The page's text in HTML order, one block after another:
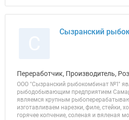
Сызранский
Переработчик, Производитель,
ООО "Сызранский рыбокомбинат №1"
рыбодобывающим предприятием
являемся крупным
изготавливаем нарезки, филе, стейки,
горячее копчение, соленая и вяленая